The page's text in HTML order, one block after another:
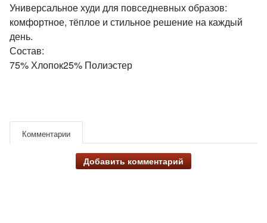
Универсальное худи для повседневных образов:
комфортное, тёплое и стильное решение на каждый
день.
Состав:
75% Хлопок25% Полиэстер
Комментарии
Добавить комментарий